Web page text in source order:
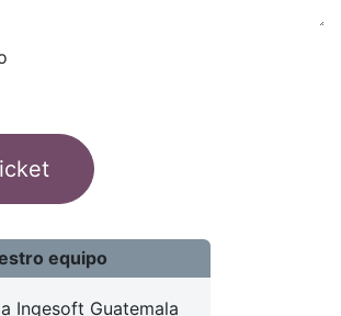
equipo
Ingesoft Guatemala